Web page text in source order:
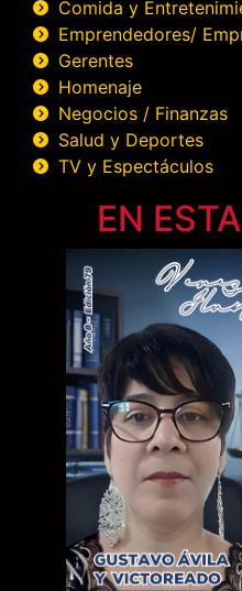
Comida y
Emprendedores/
Gerentes
Homenaje
Negocios / Finanzas
Salud y Deportes
TV y Espectáculos
EN